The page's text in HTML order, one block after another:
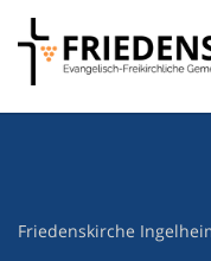
Friedenskirche